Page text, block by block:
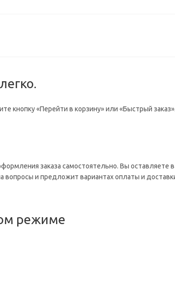
кнопку «Перейти в корзину» или «Быстрый заказ».
заказа самостоятельно. Вы
вопросы и предложит вариантах оплаты и
режиме